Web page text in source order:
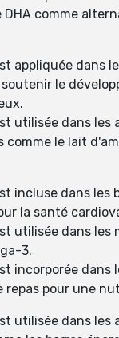
comme
appliquée dans
le
utilisée dans les
comme le lait
incluse dans les
la santé
utilisée dans les
3.
incorporée dans
repas pour une
utilisée dans les